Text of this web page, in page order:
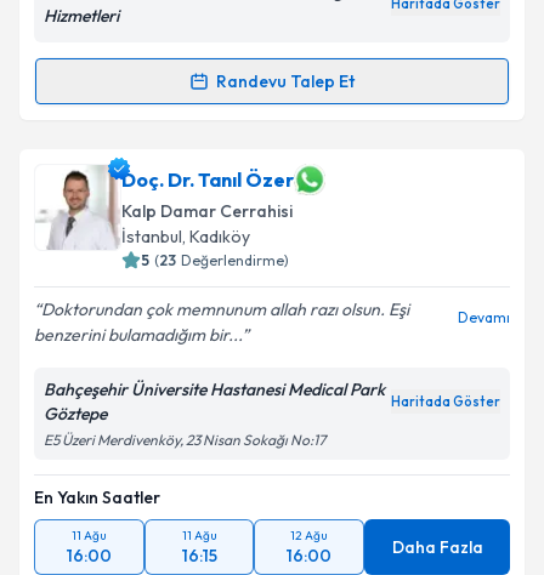
Hizmetleri
Haritada Göster
Randevu Talep Et
Randevu Takvimi Talebi
Prof. Dr. Kenan Abdurrahman Kara
takvimi talebi oluşturun. Size bu uzmandan randevu
almanız için bir takvim hazırlandığında e-posta ile
bilgilendireceğiz.
E-posta Adresiniz
Metni'ni okudum ve kişisel verilerimin belirtilen
Takvim Talebini Gönder
Doç. Dr. Tanıl Özer
Kalp Damar Cerrahisi
İstanbul, Kadıköy
5 (23 Değerlendirme)
Doktorundan çok memnunum allah razı olsun. Eşi
benzerini bulamadığım bir...
Devamı
Bahçeşehir Üniversite Hastanesi Medical Park
Göztepe
Haritada Göster
E5 Üzeri Merdivenköy, 23 Nisan Sokağı No:17
En Yakın Saatler
11 Ağu
16:00
11 Ağu
16:15
12 Ağu
16:00 Daha Fazla